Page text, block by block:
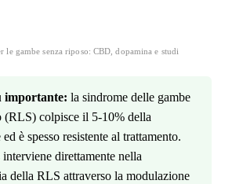
le gambe senza riposo: CBD, dopamina e studi
importante: la sindrome delle gambe
(RLS) colpisce il 5-10% della
è spesso resistente al trattamento.
direttamente nella
della RLS attraverso la modulazione